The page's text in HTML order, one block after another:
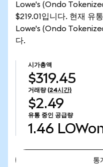
Lowe's (Ondo
$219.01입니다. 현재 유
Lowe's (Ondo
다.
시가총액
$319.45
거래량 (24시간)
$2.49
유통 중인 공급량
1.46
통